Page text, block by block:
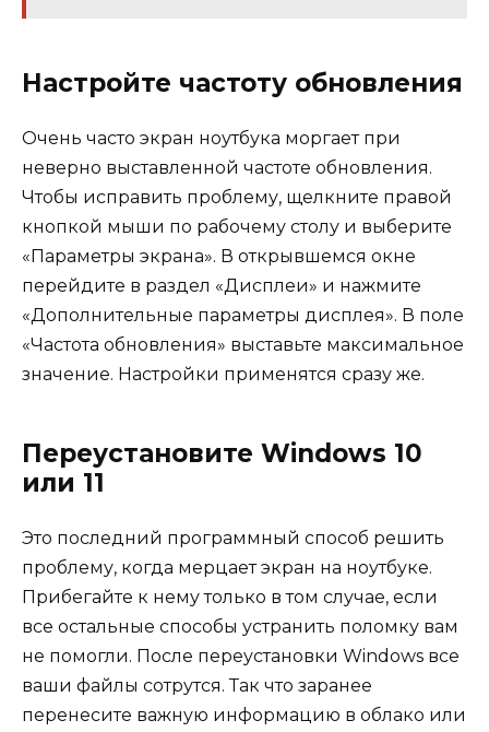
Настройте частоту обновления
Очень часто экран ноутбука моргает при
неверно выставленной частоте обновления.
Чтобы исправить проблему, щелкните правой
кнопкой мыши по рабочему столу и выберите
«Параметры экрана». В открывшемся окне
перейдите в раздел «Дисплеи» и нажмите
«Дополнительные параметры дисплея». В поле
«Частота обновления» выставьте максимальное
значение. Настройки применятся сразу же.
Переустановите Windows 10
или 11
Это последний программный способ решить
проблему, когда мерцает экран на ноутбуке.
Прибегайте к нему только в том случае, если
все остальные способы устранить поломку вам
не помогли. После переустановки Windows все
ваши файлы сотрутся. Так что заранее
перенесите важную информацию в облако или